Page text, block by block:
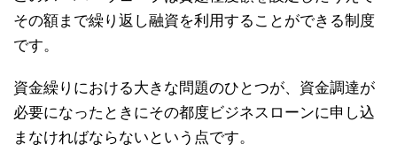
その額まで繰り返し融資を利用することができる制度
です。
資金繰りにおける大きな問題のひとつが、資金調達が
必要になったときにその都度ビジネスローンに申し込
まなければならないという点です。